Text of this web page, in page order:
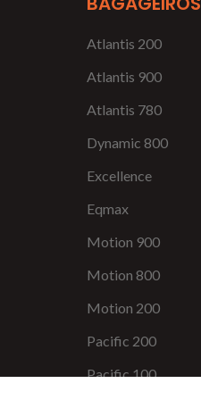
Atlantis 200
Atlantis 900
Atlantis 780
Dynamic 800
Excellence
Eqmax
Motion 900
Motion 800
Motion 200
Pacific 200
Pacific 100